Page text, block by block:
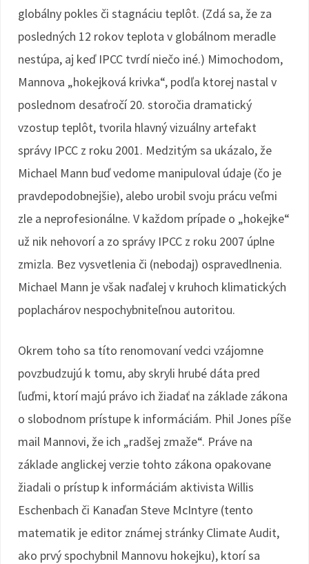
globálny pokles či stagnáciu teplôt. (Zdá sa, že za
posledných 12 rokov teplota v globálnom meradle
nestúpa, aj keď IPCC tvrdí niečo iné.) Mimochodom,
Mannova „hokejková krivka“, podľa ktorej nastal v
poslednom desaťročí 20. storočia dramatický
vzostup teplôt, tvorila hlavný vizuálny artefakt
správy IPCC z roku 2001. Medzitým sa ukázalo, že
Michael Mann buď vedome manipuloval údaje (čo je
pravdepodobnejšie), alebo urobil svoju prácu veľmi
zle a neprofesionálne. V každom prípade o „hokejke“
už nik nehovorí a zo správy IPCC z roku 2007 úplne
zmizla. Bez vysvetlenia či (nebodaj) ospravedlnenia.
Michael Mann je však naďalej v kruhoch klimatických
poplachárov nespochybniteľnou autoritou.
Okrem toho sa títo renomovaní vedci vzájomne
povzbudzujú k tomu, aby skryli hrubé dáta pred
ľuďmi, ktorí majú právo ich žiadať na základe zákona
o slobodnom prístupe k informáciám. Phil Jones píše
mail Mannovi, že ich „radšej zmaže“. Práve na
základe anglickej verzie tohto zákona opakovane
žiadali o prístup k informáciám aktivista Willis
Eschenbach či Kanaďan Steve McIntyre (tento
matematik je editor známej stránky Climate Audit,
ako prvý spochybnil Mannovu hokejku), ktorí sa